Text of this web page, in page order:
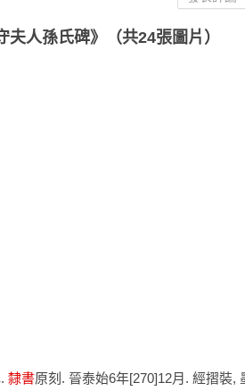
人孫氏碑》（共24張圖片）
.隸書原刻. 晉泰始6年[270]12月. 經摺裝,